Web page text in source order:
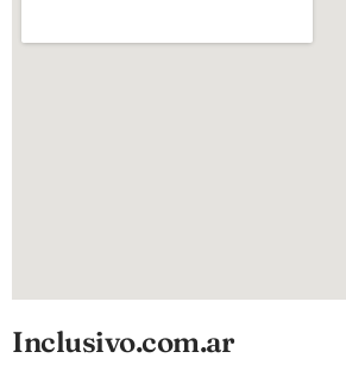
Inclusivo.com.ar